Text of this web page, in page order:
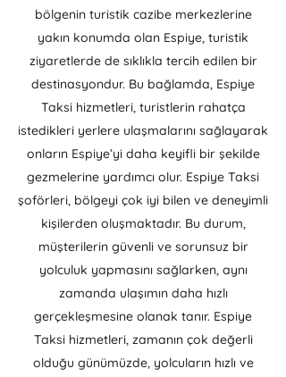
bölgenin turistik cazibe merkezlerine
yakın konumda olan Espiye, turistik
ziyaretlerde de sıklıkla tercih edilen bir
destinasyondur. Bu bağlamda, Espiye
Taksi hizmetleri, turistlerin rahatça
istedikleri yerlere ulaşmalarını sağlayarak
onların Espiye’yi daha keyifli bir şekilde
gezmelerine yardımcı olur. Espiye Taksi
şoförleri, bölgeyi çok iyi bilen ve deneyimli
kişilerden oluşmaktadır. Bu durum,
müşterilerin güvenli ve sorunsuz bir
yolculuk yapmasını sağlarken, aynı
zamanda ulaşımın daha hızlı
gerçekleşmesine olanak tanır. Espiye
Taksi hizmetleri, zamanın çok değerli
olduğu günümüzde, yolcuların hızlı ve